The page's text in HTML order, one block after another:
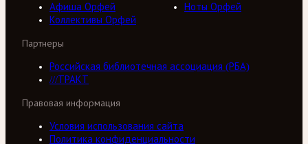
Афиша Орфей
Ноты Орфей
Коллективы Орфей
Партнеры
Российская библиотечная ассоциация (РБА)
///ТРАКТ
Правовая информация
Условия использования сайта
Политика конфиденциальности